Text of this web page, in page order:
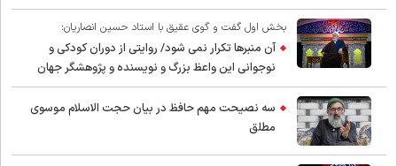
بخش اول گفت و گوی عقیق با استاد حسین انصاریان:
آن منبرها تکرار نمی شود/ روایتی از دوران کودکی و
نوجوانی این واعظ بزرگ و نویسنده و پژوهشگر جهان
اسلام
سه نصیحت مهم حافظ در بیان حجت الاسلام موسوی
مطلق